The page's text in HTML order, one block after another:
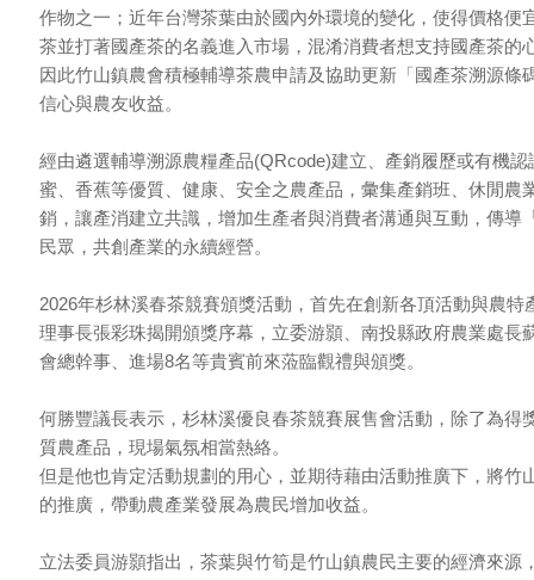
作物之一；近年台灣茶葉由於國內外環境的變化，使得價格便
茶並打著國產茶的名義進入市場，混淆消費者想支持國產茶的
因此竹山鎮農會積極輔導茶農申請及協助更新「國產茶溯源
信心與農友收益。
經由遴選輔導溯源農糧產品(QRcode)建立、產銷履歷或有機
蜜、香蕉等優質、健康、安全之農產品，彙集產銷班、休閒農
銷，讓產消建立共識，增加生產者與消費者溝通與互動，傳導
民眾，共創產業的永續經營。
2026年杉林溪春茶競賽頒獎活動，首先在創新各頂活動與農
理事長張彩珠揭開頒獎序幕，立委游顥、南投縣政府農業處長
會總幹事、進場8名等貴賓前來蒞臨觀禮與頒獎。
何勝豐議長表示，杉林溪優良春茶競賽展售會活動，除了為得
質農產品，現場氣氛相當熱絡。
但是他也肯定活動規劃的用心，並期待藉由活動推廣下，將竹
的推廣，帶動農產業發展為農民增加收益。
立法委員游顥指出，茶葉與竹筍是竹山鎮農民主要的經濟來源